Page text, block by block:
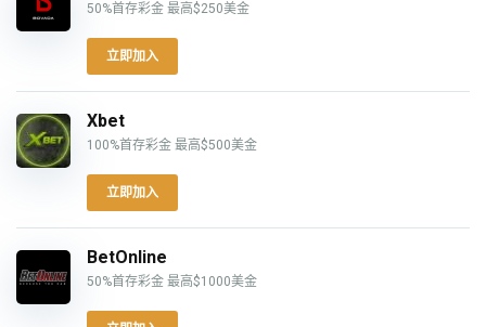
50%首存彩金 最高$250美金
立即加入
Xbet
100%首存彩金 最高$500美金
立即加入
BetOnline
50%首存彩金 最高$1000美金